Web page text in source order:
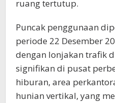
ruang tertutup.
Puncak penggunaan
periode 22 Desember
dengan lonjakan trafik
signifikan di pusat
hiburan, area
hunian vertikal, yang